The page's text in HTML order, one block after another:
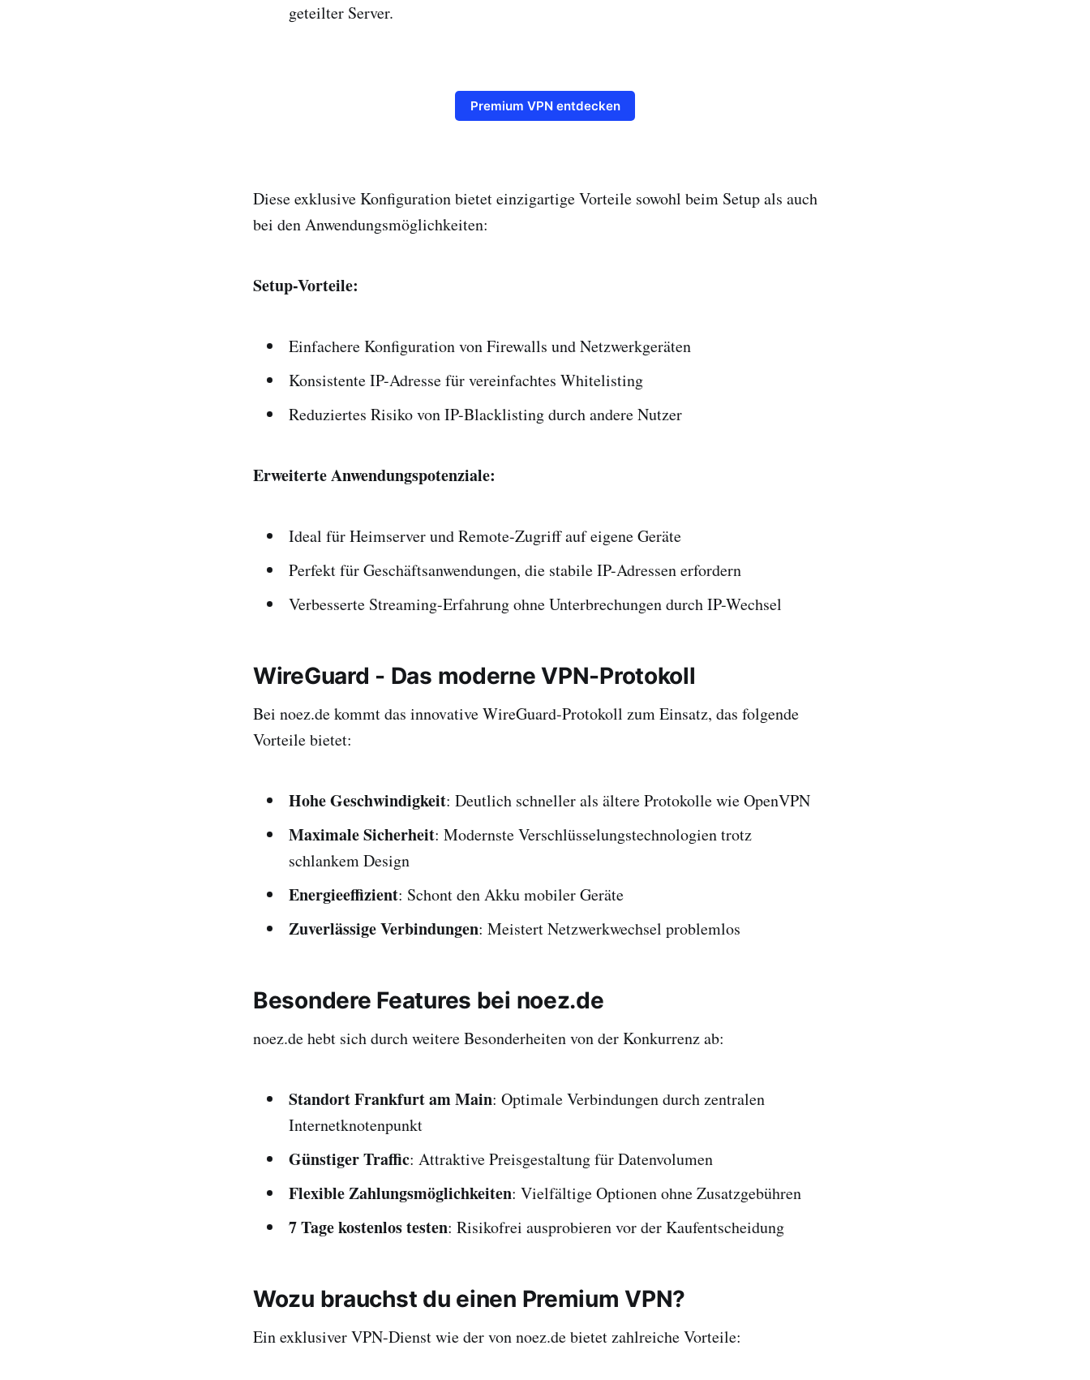
geteilter Server.
Premium VPN entdecken
Diese exklusive Konfiguration bietet einzigartige Vorteile sowohl beim Setup als auch
bei den Anwendungsmöglichkeiten:
Setup-Vorteile:
Einfachere Konfiguration von Firewalls und Netzwerkgeräten
Konsistente IP-Adresse für vereinfachtes Whitelisting
Reduziertes Risiko von IP-Blacklisting durch andere Nutzer
Erweiterte Anwendungspotenziale:
Ideal für Heimserver und Remote-Zugriff auf eigene Geräte
Perfekt für Geschäftsanwendungen, die stabile IP-Adressen erfordern
Verbesserte Streaming-Erfahrung ohne Unterbrechungen durch IP-Wechsel
WireGuard - Das moderne VPN-Protokoll
Bei noez.de kommt das innovative WireGuard-Protokoll zum Einsatz, das folgende
Vorteile bietet:
Hohe Geschwindigkeit: Deutlich schneller als ältere Protokolle wie OpenVPN
Maximale Sicherheit: Modernste Verschlüsselungstechnologien trotz
schlankem Design
Energieeffizient: Schont den Akku mobiler Geräte
Zuverlässige Verbindungen: Meistert Netzwerkwechsel problemlos
Besondere Features bei noez.de
noez.de hebt sich durch weitere Besonderheiten von der Konkurrenz ab:
Standort Frankfurt am Main: Optimale Verbindungen durch zentralen
Internetknotenpunkt
Günstiger Traffic: Attraktive Preisgestaltung für Datenvolumen
Flexible Zahlungsmöglichkeiten: Vielfältige Optionen ohne Zusatzgebühren
7 Tage kostenlos testen: Risikofrei ausprobieren vor der Kaufentscheidung
Wozu brauchst du einen Premium VPN?
Ein exklusiver VPN-Dienst wie der von noez.de bietet zahlreiche Vorteile: